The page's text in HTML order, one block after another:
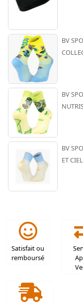
BV
BV
BV
ET
Satisfait ou
remboursé